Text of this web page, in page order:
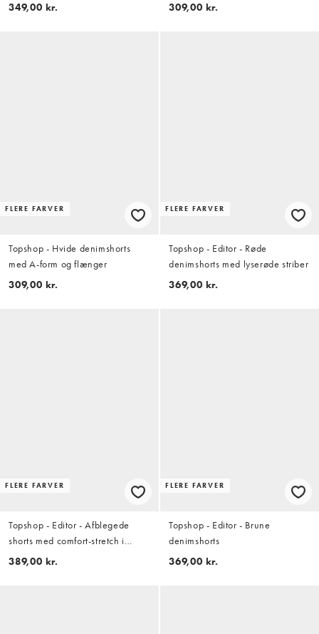
349,00 kr.
309,00 kr.
FLERE FARVER
Topshop - Hvide denimshorts
med A-form og flænger
309,00 kr.
FLERE FARVER
Topshop - Editor - Røde
denimshorts med lyserøde striber
369,00 kr.
FLERE FARVER
Topshop - Editor - Afblegede
shorts med comfort-stretch i
denim
389,00 kr.
FLERE FARVER
Topshop - Editor - Brune
denimshorts
369,00 kr.